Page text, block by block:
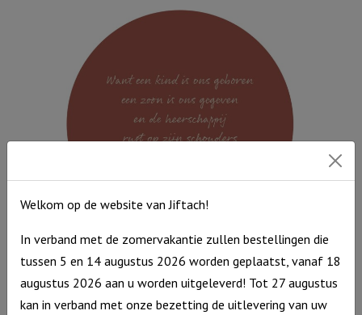
Uit
water
de
Muurcirkel Kerst Donkerrood 25 cm – Want een Kind is ons
9,95 Muurcirkel
Welkom op de website van Jiftach!
In verband met de zomervakantie zullen bestellingen die
tussen 5 en 14 augustus 2026 worden geplaatst, vanaf 18
augustus 2026 aan u worden uitgeleverd! Tot 27 augustus
kan in verband met onze bezetting de uitlevering van uw